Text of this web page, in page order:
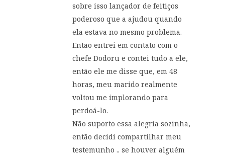
sobre isso lançador de feitiços
poderoso que a ajudou quando
ela estava no mesmo problema.
Então entrei em contato com o
chefe Dodoru e contei tudo a ele,
então ele me disse que, em 48
horas, meu marido realmente
voltou me implorando para
perdoá-lo.
Não suporto essa alegria sozinha,
então decidi compartilhar meu
testemunho .. se houver alguém